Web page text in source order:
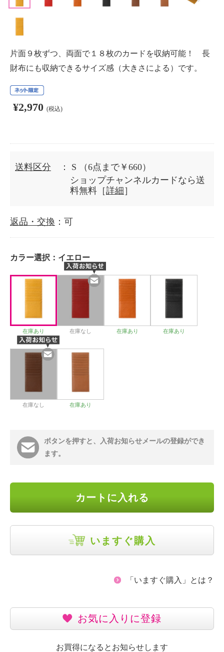
片面９枚ずつ、両面で１８枚のカードを収納可能！ 長
財布にも収納できるサイズ感（大きさによる）です。
¥2,970 (税込)
送料区分 ： S
（6点まで￥660）
ショップチャンネルカードなら送
料無料［詳細 ］
返品・交換 ：可
カラー選択： イエロー
在庫あり 在庫なし 在庫あり 在庫あり
在庫なし 在庫あり
ボタンを押すと、入荷お知らせメールの登録ができ
ます。
カートに入れる
いますぐ購入
「いますぐ購入」とは？
お気に入りに登録
お買得になるとお知らせします